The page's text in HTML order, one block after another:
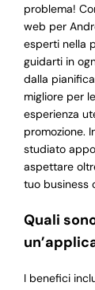
problema!
web per
esperti nella
guidarti in
dalla
migliore per
esperienza
promozione.
studiato
aspettare
tuo business
Quali
I benefici